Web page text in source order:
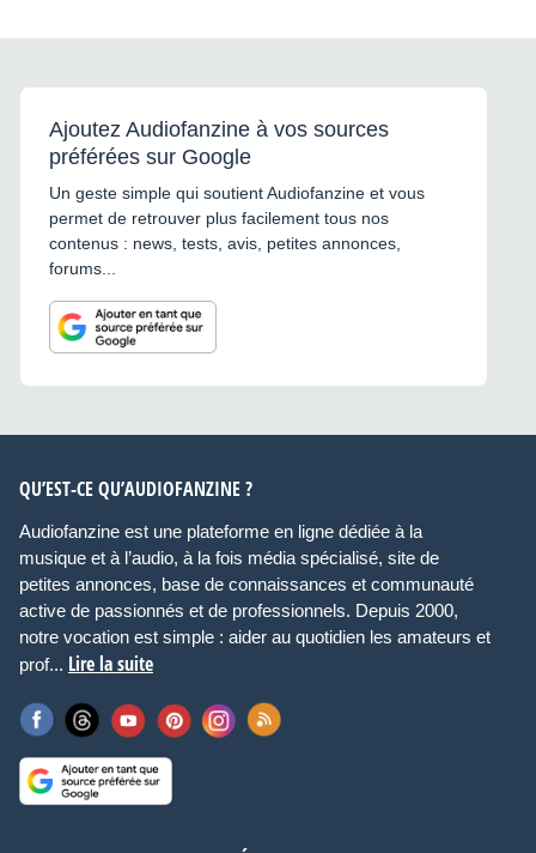
Ajoutez Audiofanzine à vos sources
préférées sur Google
Un geste simple qui soutient Audiofanzine et vous
permet de retrouver plus facilement tous nos
contenus : news, tests, avis, petites annonces,
forums...
QU’EST-CE QU’AUDIOFANZINE ?
Audiofanzine est une plateforme en ligne dédiée à la
musique et à l’audio, à la fois média spécialisé, site de
petites annonces, base de connaissances et communauté
active de passionnés et de professionnels. Depuis 2000,
notre vocation est simple : aider au quotidien les amateurs et
prof... Lire la suite